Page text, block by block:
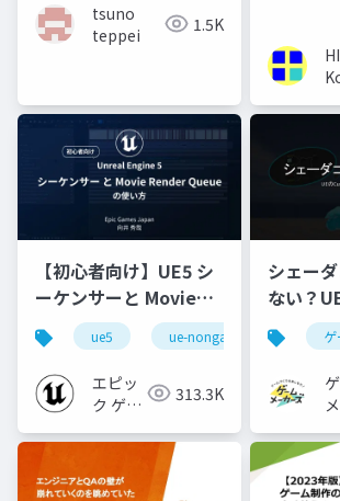
tsuno
teppei
1.5K
【初心者向け】UE5 シ
ーケンサーと Movie
Render Queue の使い
方【Cinematic Dive
2023】
ue5 ue-nongame
エピッ
ク ゲー
ャパン
313.3K
シェー
ない？
ードで